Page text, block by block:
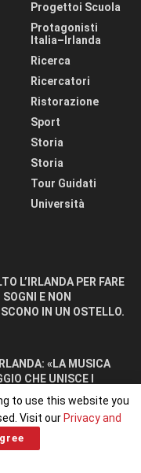
Progettoi Scuola
Protagonisti
Italia–Irlanda
Ricerca
Ricercatori
Ristorazione
Sport
Storia
Storia
Tour Guidati
Università
L’IRLANDA PER FARE
E NON
IN UN OSTELLO.
«LA MUSICA
CHE UNISCE I
to use this website you
Visit our Privacy and